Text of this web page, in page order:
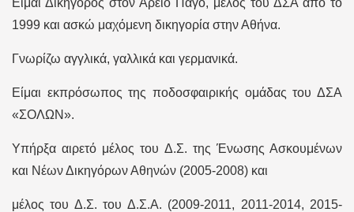
1999 και ασκώ μαχόμενη δικηγορία στην Αθήνα.
Γνωρίζω αγγλικά, γαλλικά και γερμανικά.
Είμαι εκπρόσωπος της ποδοσφαιρικής ομάδας του ΔΣΑ
«ΣΟΛΩΝ».
Υπήρξα αιρετό μέλος του Δ.Σ. της Ένωσης Ασκουμένων
και Νέων Δικηγόρων Αθηνών (2005-2008) και
μέλος του Δ.Σ. του Δ.Σ.Α. (2009-2011, 2011-2014, 2015-